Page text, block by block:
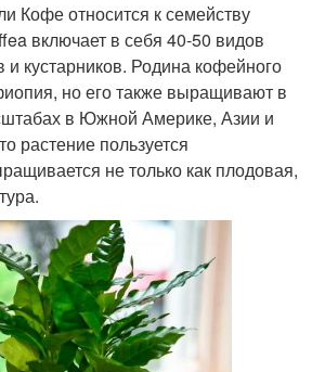
Кофе относится к семейству
включает в себя 40-50 видов
и кустарников. Родина кофейного
но его также выращивают в
в Южной Америке, Азии и
растение пользуется
не только как плодовая,